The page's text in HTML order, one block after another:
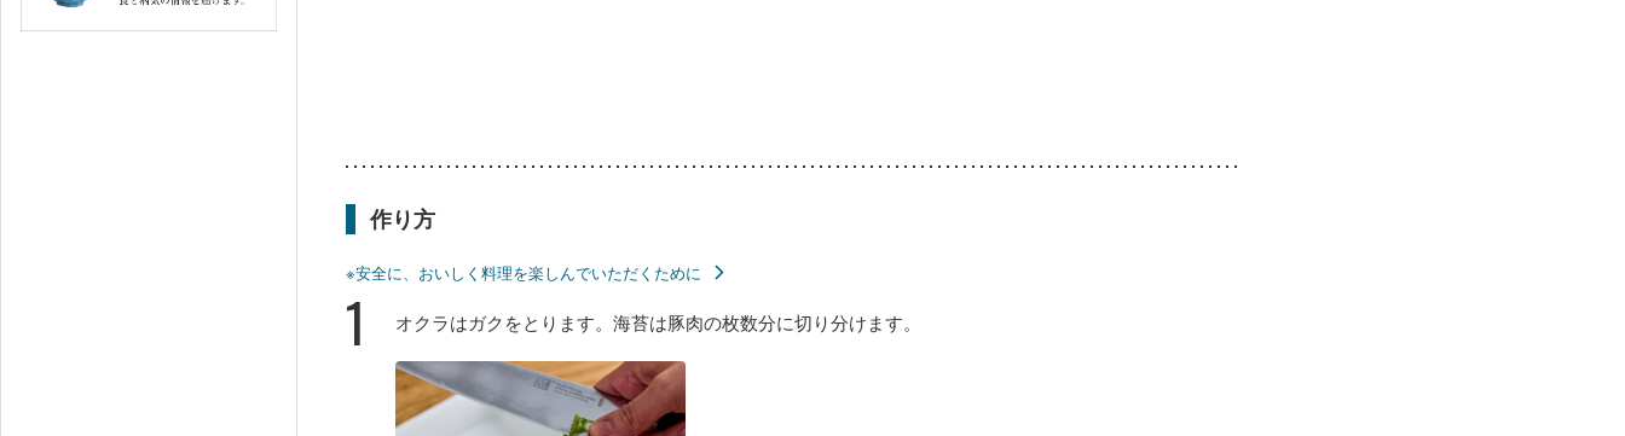
作り方
※安全に、おいしく料理を楽しんでいただくために
1 オクラはガクをとります。海苔は豚肉の枚数分に切り分けます。